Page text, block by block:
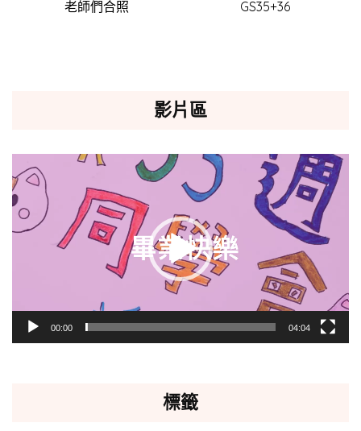
老師們合照 GS35+36
影片區
訊
播
放
00:00 04:04
標籤